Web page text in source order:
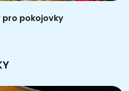
pro pokojovky